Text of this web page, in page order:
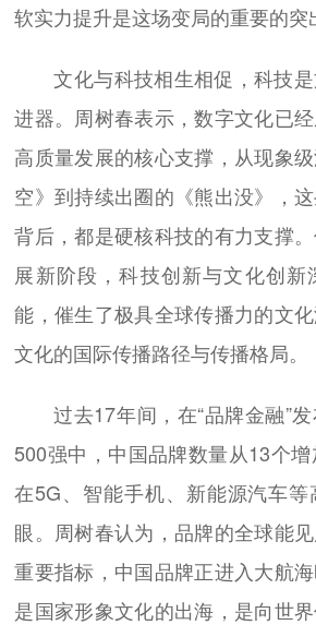
软实力提升是这场变局的重要的突
文化与科技相生相促，科技
进器。周树春表示，数字文化已
高质量发展的核心支撑，从现象
空》到持续出圈的《熊出没》，
背后，都是硬核科技的有力支撑
展新阶段，科技创新与文化创新
能，催生了极具全球传播力的文
文化的国际传播路径与传播格局。
过去17年间，在“品牌金融”
500强中，中国品牌数量从13个
在5G、智能手机、新能源汽车
眼。周树春认为，品牌的全球能
重要指标，中国品牌正进入大航
是国家形象文化的出海，是向世